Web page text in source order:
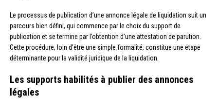
Le processus de publication d’une annonce légale de liquidation suit un
parcours bien défini, qui commence par le choix du support de
publication et se termine par l’obtention d’une attestation de parution.
Cette procédure, loin d’être une simple formalité, constitue une étape
déterminante pour la validité juridique de la liquidation.
Les supports habilités à publier des annonces
légales